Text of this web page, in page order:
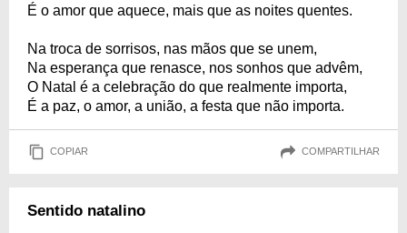
É o amor que aquece, mais que as noites quentes.
Na troca de sorrisos, nas mãos que se unem,
Na esperança que renasce, nos sonhos que advêm,
O Natal é a celebração do que realmente importa,
É a paz, o amor, a união, a festa que não importa.
COPIAR COMPARTILHAR
Sentido natalino